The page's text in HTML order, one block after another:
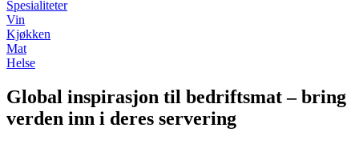
Spesialiteter
Vin
Kjøkken
Mat
Helse
Global inspirasjon til bedriftsmat – bring
verden inn i deres servering